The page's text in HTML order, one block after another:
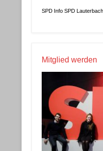
SPD Info SPD Lauterbach
Mitglied werden